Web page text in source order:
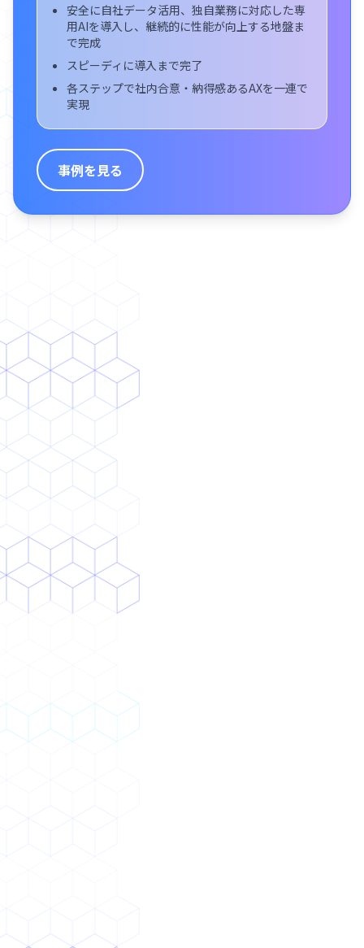
安全に自社データ活用、独自業務に対応した専
用AIを導入し、継続的に性能が向上する地盤ま
で完成
スピーディに導入まで完了
各ステップで社内合意・納得感あるAXを一連で
実現
事例を見る
課題
業務フローが未整備で、簡単な繰り返しタスク
もまだ人手で対応している
紙中心・蓄積の基盤がなくデータが溜まってい
ソリューション
ワークフローの洗い出しから、自動化できると
効果
データ蓄積基盤開発